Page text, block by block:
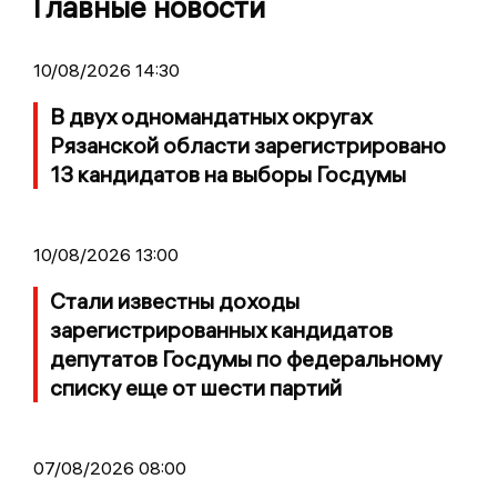
Главные новости
10/08/2026 14:30
В двух одномандатных округах
Рязанской области зарегистрировано
13 кандидатов на выборы Госдумы
10/08/2026 13:00
Стали известны доходы
зарегистрированных кандидатов
депутатов Госдумы по федеральному
списку еще от шести партий
07/08/2026 08:00